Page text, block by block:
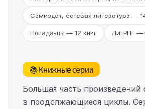
Самиздат, сетевая литература —
Попаданцы — 12 книг ЛитРПГ —
📚 Книжные серии
Большая часть произведений
в продолжающиеся циклы.